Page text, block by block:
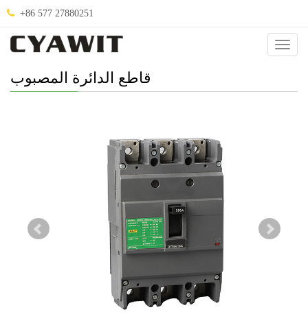
+86 577 27880251
تصنيف
.
قاطع الدائرة المصبوب